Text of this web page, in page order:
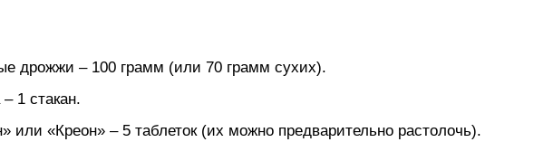
дрожжи – 100 грамм (или 70 грамм сухих).
1 стакан.
или «Креон» – 5 таблеток (их можно предварительно растолочь).